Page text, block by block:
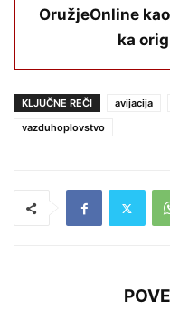
OružjeOnline
ka
KLJUČNE REČI avijacija
vazduhoplovstvo